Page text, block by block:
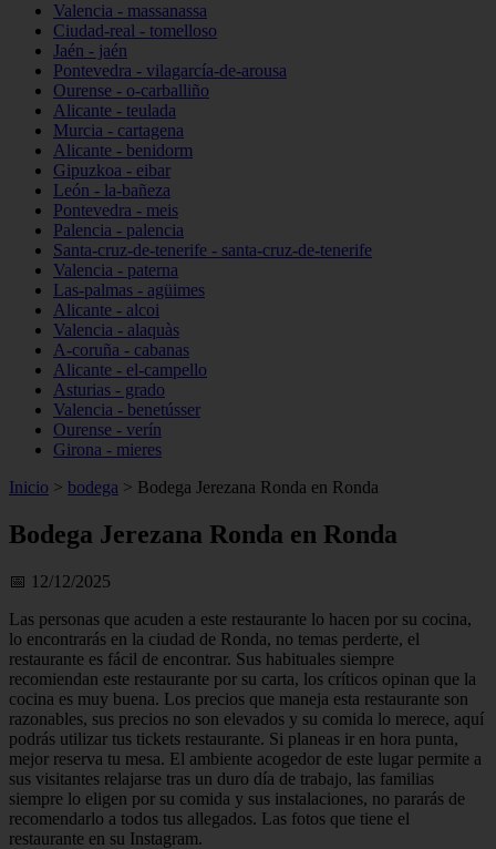
Valencia - massanassa
Ciudad-real - tomelloso
Jaén - jaén
Pontevedra - vilagarcía-de-arousa
Ourense - o-carballiño
Alicante - teulada
Murcia - cartagena
Alicante - benidorm
Gipuzkoa - eibar
León - la-bañeza
Pontevedra - meis
Palencia - palencia
Santa-cruz-de-tenerife - santa-cruz-de-tenerife
Valencia - paterna
Las-palmas - agüimes
Alicante - alcoi
Valencia - alaquàs
A-coruña - cabanas
Alicante - el-campello
Asturias - grado
Valencia - benetússer
Ourense - verín
Girona - mieres
Inicio > bodega > Bodega Jerezana Ronda en Ronda
Bodega Jerezana Ronda en Ronda
📅 12/12/2025
Las personas que acuden a este restaurante lo hacen por su cocina,
lo encontrarás en la ciudad de Ronda, no temas perderte, el
restaurante es fácil de encontrar. Sus habituales siempre
recomiendan este restaurante por su carta, los críticos opinan que la
cocina es muy buena. Los precios que maneja esta restaurante son
razonables, sus precios no son elevados y su comida lo merece, aquí
podrás utilizar tus tickets restaurante. Si planeas ir en hora punta,
mejor reserva tu mesa. El ambiente acogedor de este lugar permite a
sus visitantes relajarse tras un duro día de trabajo, las familias
siempre lo eligen por su comida y sus instalaciones, no pararás de
recomendarlo a todos tus allegados. Las fotos que tiene el
restaurante en su Instagram.